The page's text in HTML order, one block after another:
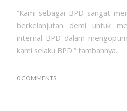
“Kami sebagai BPD sangat
berkelanjutan demi untuk
internal BPD dalam
kami selaku BPD.” tambahnya.
0 COMMENTS